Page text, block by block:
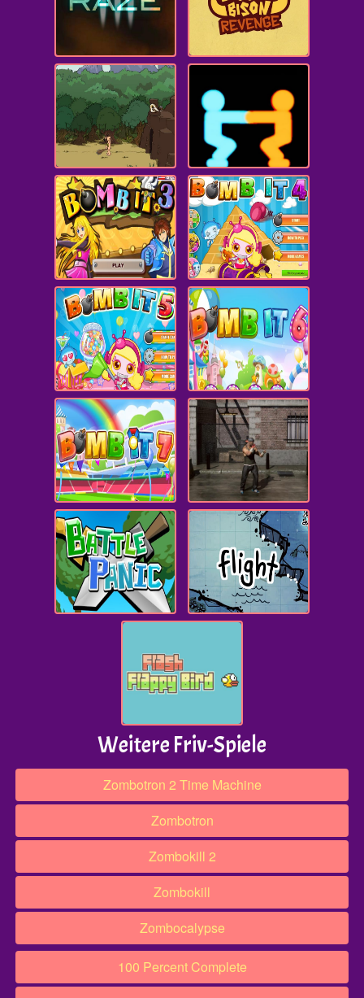
Weitere Friv-Spiele
Zombotron 2 Time Machine
Zombotron
Zombokill 2
Zombokill
Zombocalypse
100 Percent Complete